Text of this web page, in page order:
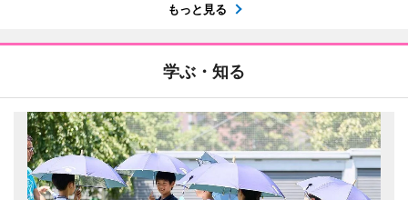
もっと見る
学ぶ・知る